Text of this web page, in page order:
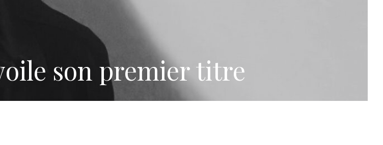
son premier titre